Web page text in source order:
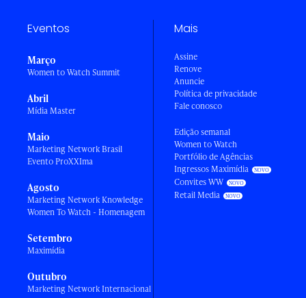
Eventos
Março
Women to Watch Summit
Abril
Mídia Master
Maio
Marketing Network Brasil
Evento ProXXIma
Agosto
Marketing Network Knowledge
Women To Watch - Homenagem
Setembro
Maximídia
Outubro
Marketing Network Internacional
Mais
Assine
Renove
Anuncie
Política de privacidade
Fale conosco
Edição semanal
Women to Watch
Portfólio de Agências
Ingressos Maximídia
Convites WW
Retail Media